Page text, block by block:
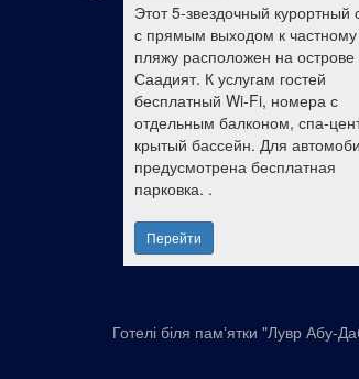
Этот 5-звездочный курортный
с прямым выходом к частному
пляжу расположен на острове
Саадият. К услугам гостей
бесплатный Wi-Fi, номера с
отдельным балконом, спа-
крытый бассейн. Для
предусмотрена бесплатная
парковка. .
Перейти
Готелі біля памʼятки "Лувр Абу-